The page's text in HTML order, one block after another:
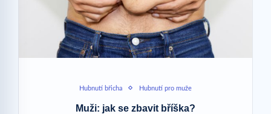
Hubnutí břicha Hubnutí pro muže
Muži: jak se zbavit bříška?